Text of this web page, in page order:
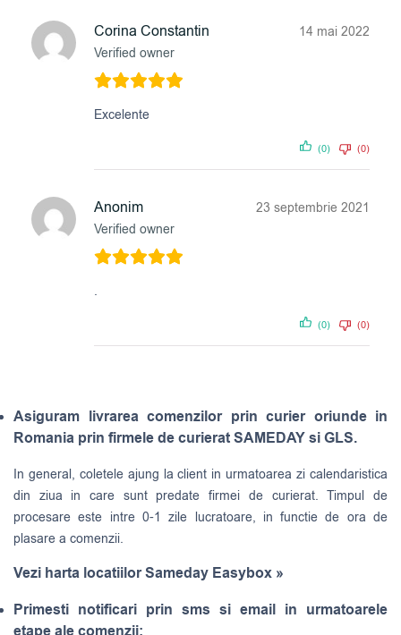
Corina Constantin
Verified owner
14 mai 2022
Excelente
(0) (0)
Anonim
Verified owner
23 septembrie 2021
.
(0) (0)
Asiguram livrarea comenzilor prin curier oriunde in
Romania prin firmele de curierat SAMEDAY si GLS.
In general, coletele ajung la client in urmatoarea zi calendaristica
din ziua in care sunt predate firmei de curierat. Timpul de
procesare este intre 0-1 zile lucratoare, in functie de ora de
plasare a comenzii.
Vezi harta locatiilor Sameday Easybox »
Primesti notificari prin sms si email in urmatoarele